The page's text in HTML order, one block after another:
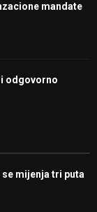
mandate
odgovorno
mijenja tri puta